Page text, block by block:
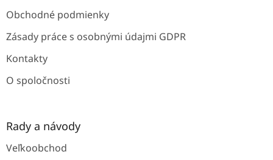
Obchodné podmienky
Zásady práce s osobnými údajmi GDPR
Kontakty
O spoločnosti
Rady a návody
Veľkoobchod